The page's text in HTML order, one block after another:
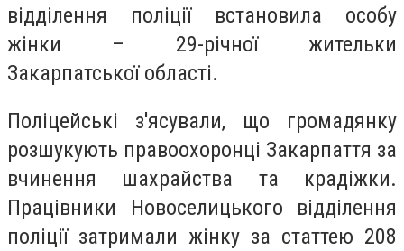
відділення поліції встановила особу
жінки – 29-річної жительки
Закарпатської області.
Поліцейські з'ясували, що громадянку
розшукують правоохоронці Закарпаття за
вчинення шахрайства та крадіжки.
Працівники Новоселицького відділення
поліції затримали жінку за статтею 208